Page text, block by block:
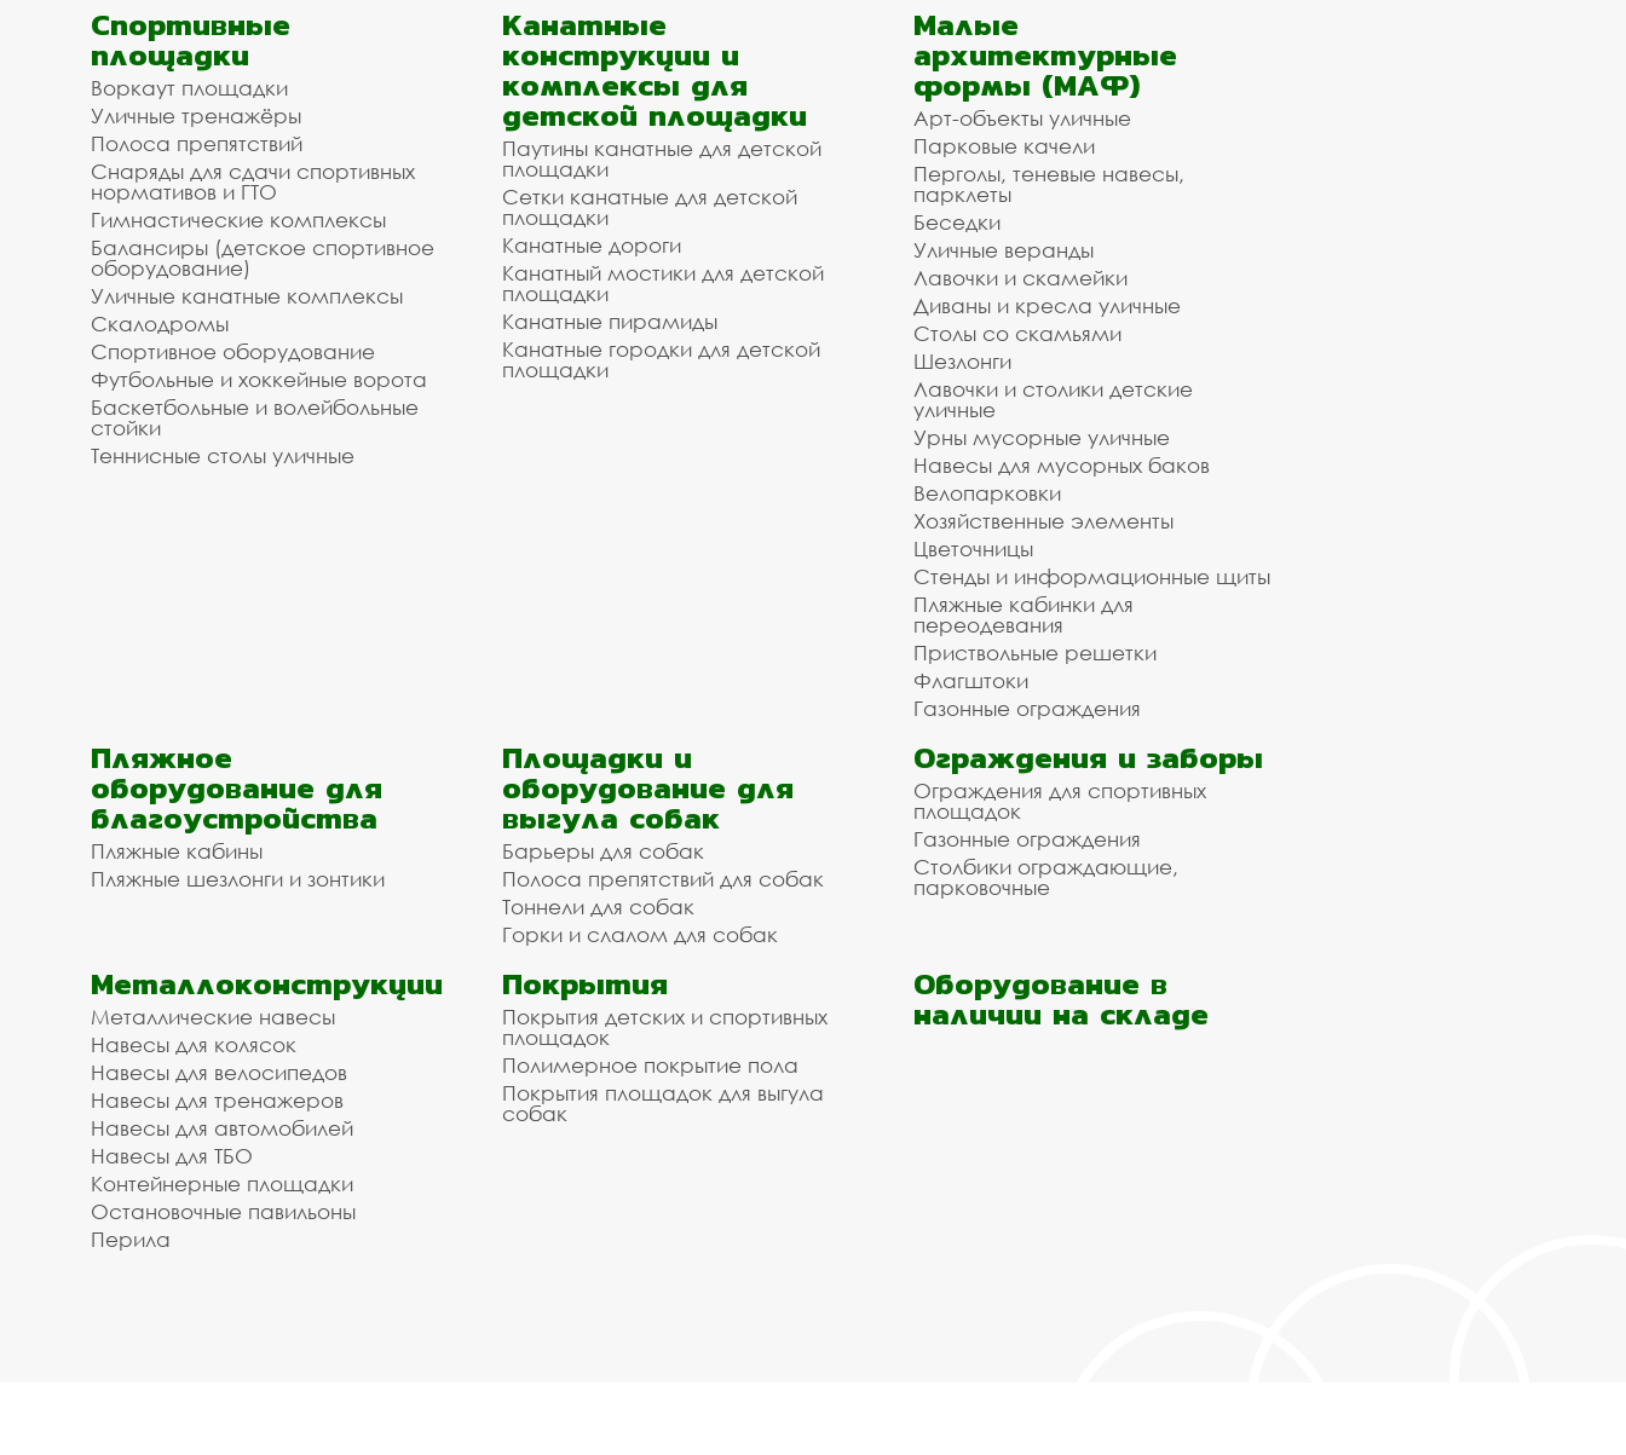
Спортивные
площадки
Воркаут площадки
Уличные тренажёры
Полоса препятствий
Снаряды для сдачи спортивных
нормативов и ГТО
Гимнастические комплексы
Балансиры (детское спортивное
оборудование)
Уличные канатные комплексы
Скалодромы
Спортивное оборудование
Футбольные и хоккейные ворота
Баскетбольные и волейбольные
стойки
Теннисные столы уличные
Канатные
конструкции и
комплексы для
детской площадки
Паутины канатные для детской
площадки
Сетки канатные для детской
площадки
Канатные дороги
Канатный мостики для детской
площадки
Канатные пирамиды
Канатные городки для детской
площадки
Малые
архитектурные
формы (МАФ)
Арт-объекты уличные
Парковые качели
Перголы, теневые навесы,
парклеты
Беседки
Уличные веранды
Лавочки и скамейки
Диваны и кресла уличные
Столы со скамьями
Шезлонги
Лавочки и столики детские
уличные
Урны мусорные уличные
Навесы для мусорных баков
Велопарковки
Хозяйственные элементы
Цветочницы
Стенды и информационные щиты
Пляжные кабинки для
переодевания
Приствольные решетки
Флагштоки
Газонные ограждения
Пляжное
оборудование для
благоустройства
Пляжные кабины
Пляжные шезлонги и зонтики
Площадки и
оборудование для
выгула собак
Барьеры для собак
Полоса препятствий для собак
Тоннели для собак
Горки и слалом для собак
Ограждения и заборы
Ограждения для спортивных
площадок
Газонные ограждения
Столбики ограждающие,
парковочные
Металлоконструкции
Металлические навесы
Навесы для колясок
Навесы для велосипедов
Навесы для тренажеров
Навесы для автомобилей
Навесы для ТБО
Контейнерные площадки
Остановочные павильоны
Перила
Покрытия
Покрытия детских и спортивных
площадок
Полимерное покрытие пола
Покрытия площадок для выгула
собак
Оборудование в
наличии на складе